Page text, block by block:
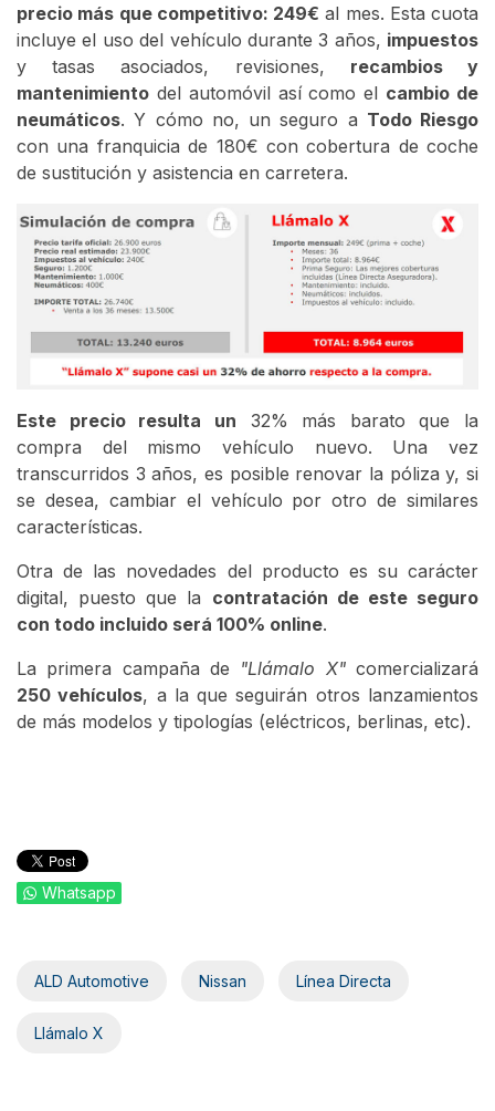
precio más que competitivo: 249€ al mes. Esta cuota
incluye el uso del vehículo durante 3 años, impuestos
y tasas asociados, revisiones, recambios y
mantenimiento del automóvil así como el cambio de
neumáticos. Y cómo no, un seguro a Todo Riesgo
con una franquicia de 180€ con cobertura de coche
de sustitución y asistencia en carretera.
Este precio resulta un 32% más barato que la
compra del mismo vehículo nuevo. Una vez
transcurridos 3 años, es posible renovar la póliza y, si
se desea, cambiar el vehículo por otro de similares
características.
Otra de las novedades del producto es su carácter
digital, puesto que la contratación de este seguro
con todo incluido será 100% online.
La primera campaña de "Llámalo X"comercializará
250 vehículos, a la que seguirán otros lanzamientos
de más modelos y tipologías (eléctricos, berlinas, etc).
Whatsapp
ALD Automotive Nissan Línea Directa
Llámalo X